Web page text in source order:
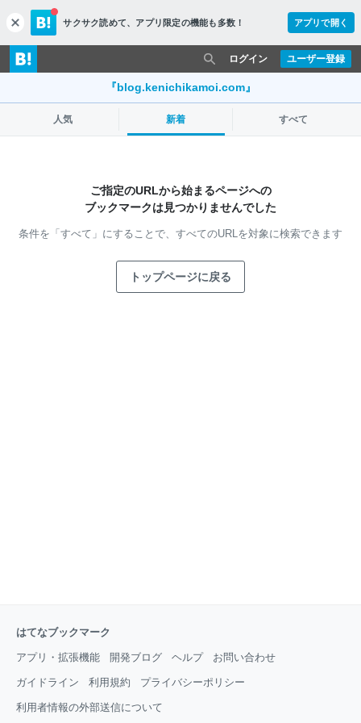
c
l
o
s
サクサク読めて、 アプリ限定の機能も多数！ アプリで開く
ユーザー登録
ログイン
『blog.kenichikamoi.com』
人気 新着 すべて
ご指定のURLから始まるページへの
ブックマークは見つかりませんでした
条件を「すべて」にすることで、 すべてのURLを対象に検索できます
トップページに戻る
はてなブックマーク
アプリ・拡張機能 開発ブログ ヘルプ お問い合わせ
ガイドライン 利用規約 プライバシーポリシー
利用者情報の外部送信について